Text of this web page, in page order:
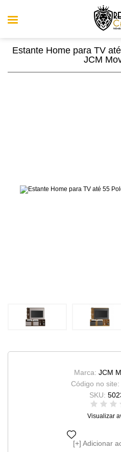
Estante Home para TV
JCM
Marca: JCM
Código no site:
SKU:
Visualizar
Adicionar